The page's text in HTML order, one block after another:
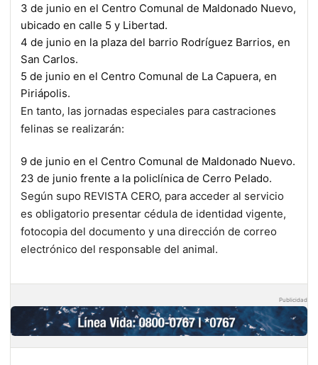
3 de junio en el Centro Comunal de Maldonado Nuevo,
ubicado en calle 5 y Libertad.
4 de junio en la plaza del barrio Rodríguez Barrios, en
San Carlos.
5 de junio en el Centro Comunal de La Capuera, en
Piriápolis.
En tanto, las jornadas especiales para castraciones
felinas se realizarán:
9 de junio en el Centro Comunal de Maldonado Nuevo.
23 de junio frente a la policlínica de Cerro Pelado.
Según supo REVISTA CERO, para acceder al servicio
es obligatorio presentar cédula de identidad vigente,
fotocopia del documento y una dirección de correo
electrónico del responsable del animal.
Publicidad